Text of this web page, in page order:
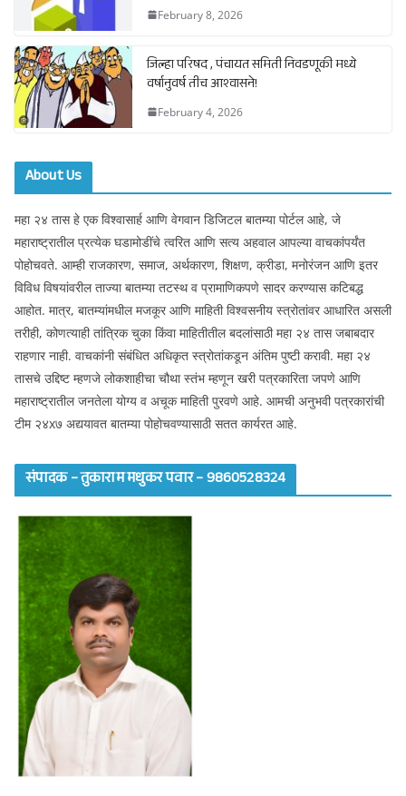
February 8, 2026
जिल्हा परिषद , पंचायत समिती निवडणूकी मध्ये
वर्षानुवर्ष तीच आश्वासने!
February 4, 2026
About Us
महा २४ तास हे एक विश्वासार्ह आणि वेगवान डिजिटल बातम्या पोर्टल आहे, जे
महाराष्ट्रातील प्रत्येक घडामोडींचे त्वरित आणि सत्य अहवाल आपल्या वाचकांपर्यंत
पोहोचवते. आम्ही राजकारण, समाज, अर्थकारण, शिक्षण, क्रीडा, मनोरंजन आणि इतर
विविध विषयांवरील ताज्या बातम्या तटस्थ व प्रामाणिकपणे सादर करण्यास कटिबद्ध
आहोत. मात्र, बातम्यांमधील मजकूर आणि माहिती विश्वसनीय स्त्रोतांवर आधारित असली
तरीही, कोणत्याही तांत्रिक चुका किंवा माहितीतील बदलांसाठी महा २४ तास जबाबदार
राहणार नाही. वाचकांनी संबंधित अधिकृत स्त्रोतांकडून अंतिम पुष्टी करावी. महा २४
तासचे उद्दिष्ट म्हणजे लोकशाहीचा चौथा स्तंभ म्हणून खरी पत्रकारिता जपणे आणि
महाराष्ट्रातील जनतेला योग्य व अचूक माहिती पुरवणे आहे. आमची अनुभवी पत्रकारांची
टीम २४x७ अद्ययावत बातम्या पोहोचवण्यासाठी सतत कार्यरत आहे.
संपादक – तुकाराम मधुकर पवार – 9860528324